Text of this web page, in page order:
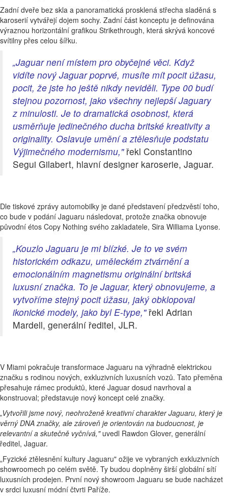
Zadní dveře bez skla a panoramatická prosklená střecha sladěná s
karoserií vytvářejí dojem sochy. Zadní část konceptu je definována
výraznou horizontální grafikou Strikethrough, která skrývá koncové
svítilny přes celou šířku.
„Jaguar není místem pro obyčejné věci. Když
vidíte nový Jaguar poprvé, musíte mít pocit úžasu,
pocit, že jste ho ještě nikdy neviděli. Type 00 budí
stejnou pozornost, jako všechny nejlepší Jaguary
z minulosti. Je to dramatická osobnost, která
usměrňuje jedinečného ducha britské kreativity a
originality. Oslavuje umění a ztělesňuje podstatu
Výjimečného modernismu,"řekl Constantino
Segui Gilabert, hlavní designer karoserie, Jaguar.
Dle tiskové zprávy automobilky je dané představení předzvěstí toho,
co bude v podání Jaguaru následovat, protože značka obnovuje
původní étos Copy Nothing svého zakladatele, Sira Williama Lyonse.
„Kouzlo Jaguaru je mi blízké. Je to ve svém
historickém odkazu, uměleckém ztvárnění a
emocionálním magnetismu originální britská
luxusní značka. To je Jaguar, který obnovujeme, a
vytvoříme stejný pocit úžasu, jaký obklopoval
ikonické modely, jako byl E-type," řekl Adrian
Mardell, generální ředitel, JLR.
V Miami pokračuje transformace Jaguaru na výhradně elektrickou
značku s rodinou nových, exkluzivních luxusních vozů. Tato přeměna
přesahuje rámec produktů, které Jaguar dosud navrhoval a
konstruoval; představuje nový koncept celé značky.
„Vytvořili jsme nový, neohroženě kreativní charakter Jaguaru, který je
věrný DNA značky, ale zároveň je orientován na budoucnost, je
relevantní a skutečně vyčnívá,"uvedl Rawdon Glover, generální
ředitel, Jaguar.
„Fyzické ztělesnění kultury Jaguaru" ožije ve vybraných exkluzivních
showroomech po celém světě. Ty budou doplněny širší globální sítí
luxusních prodejen. První nový showroom Jaguaru se bude nacházet
v srdci luxusní módní čtvrti Paříže.